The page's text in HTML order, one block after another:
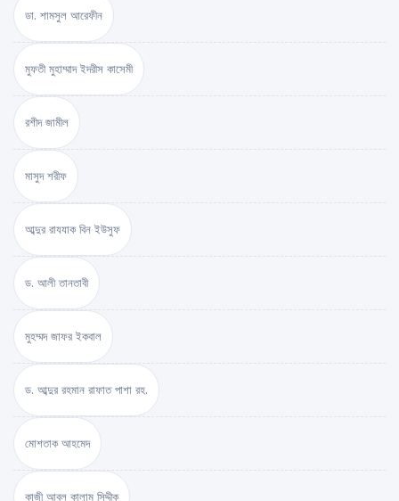
ডা. শামসুল আরেফীন
মুফতী মুহাম্মাদ ইদরীস কাসেমী
রশীদ জামীল
মাসুদ শরীফ
আব্দুর রাযযাক বিন ইউসুফ
ড. আলী তানতাবী
মুহম্মদ জাফর ইকবাল
ড. আব্দুর রহমান রাফাত পাশা রহ.
মোশতাক আহমেদ
কাজী আবুল কালাম সিদ্দীক